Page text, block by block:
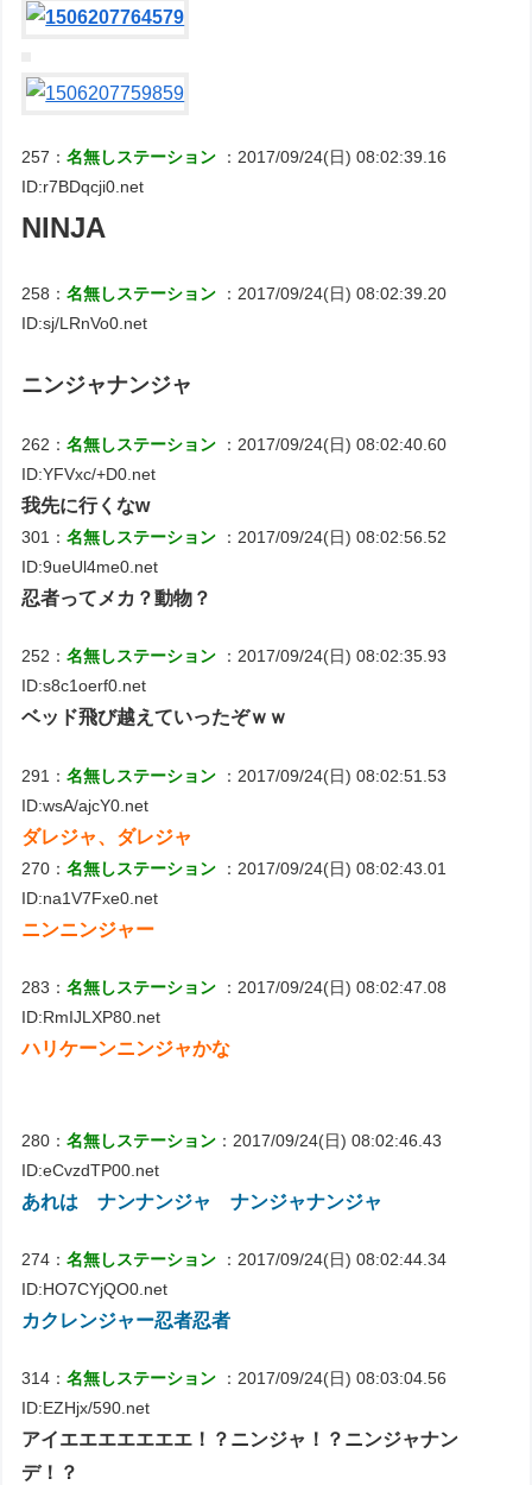
257：名無しステーション
：2017/09/24(日) 08:02:39.16
ID:r7BDqcji0.net
NINJA
258：名無しステーション
：2017/09/24(日) 08:02:39.20
ID:sj/LRnVo0.net
ニンジャナンジャ
262：名無しステーション
：2017/09/24(日) 08:02:40.60
ID:YFVxc/+D0.net
我先に行くなw
301：名無しステーション
：2017/09/24(日) 08:02:56.52
ID:9ueUl4me0.net
忍者ってメカ？動物？
252：名無しステーション
：2017/09/24(日) 08:02:35.93
ID:s8c1oerf0.net
ベッド飛び越えていったぞｗｗ
291：名無しステーション
：2017/09/24(日) 08:02:51.53
ID:wsA/ajcY0.net
ダレジャ、ダレジャ
270：名無しステーション
：2017/09/24(日) 08:02:43.01
ID:na1V7Fxe0.net
ニンニンジャー
283：名無しステーション
：2017/09/24(日) 08:02:47.08
ID:RmIJLXP80.net
ハリケーンニンジャかな
280：名無しステーション ：2017/09/24(日) 08:02:46.43
ID:eCvzdTP00.net
あれは ナンナンジャ ナンジャナンジャ
274：名無しステーション
：2017/09/24(日) 08:02:44.34
ID:HO7CYjQO0.net
カクレンジャー忍者忍者
314：名無しステーション
：2017/09/24(日) 08:03:04.56
ID:EZHjx/590.net
アイエエエエエエエ！？ニンジャ！？ニンジャナン
デ！？